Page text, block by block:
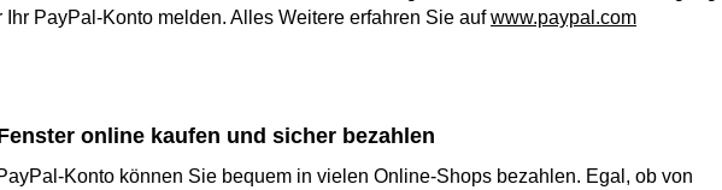
Ihr PayPal-Konto melden. Alles Weitere erfahren Sie aufwww.paypal.com
online kaufen und sicher bezahlen
Konto können Sie bequem in vielen Online-Shops bezahlen. Egal, ob von